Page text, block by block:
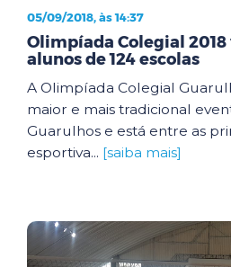
05/09/2018, às 14:37
Olimpíada Colegial
alunos de 124 escolas
A Olimpíada Colegial
maior e mais tradicional
Guarulhos e está entre as
esportiva... [saiba mais]